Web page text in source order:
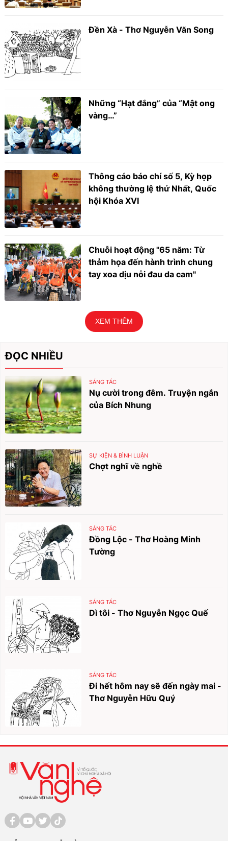
Đền Xà - Thơ Nguyễn Văn Song
Những “Hạt đắng” của “Mật ong
vàng…”
Thông cáo báo chí số 5, Kỳ họp
không thường lệ thứ Nhất, Quốc
hội Khóa XVI
Chuỗi hoạt động "65 năm: Từ
thảm họa đến hành trình chung
tay xoa dịu nỗi đau da cam"
XEM THÊM
ĐỌC NHIỀU
SÁNG TÁC
Nụ cười trong đêm. Truyện ngắn
của Bích Nhung
SỰ KIỆN & BÌNH LUẬN
Chợt nghĩ về nghề
SÁNG TÁC
Đồng Lộc - Thơ Hoàng Minh
Tường
SÁNG TÁC
Dì tôi - Thơ Nguyễn Ngọc Quế
SÁNG TÁC
Đi hết hôm nay sẽ đến ngày mai -
Thơ Nguyễn Hữu Quý